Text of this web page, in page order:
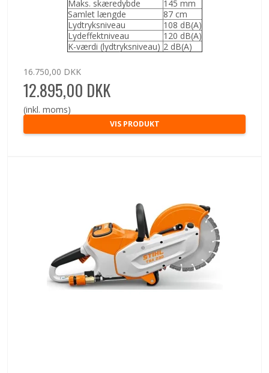
Maks. skæredybde
145 mm
Samlet længde
87 cm
Lydtryksniveau
108 dB(A)
Lydeffektniveau
120 dB(A)
K-værdi (lydtryksniveau) 2 dB(A)
16.750,00 DKK
12.895,00 DKK
(inkl. moms)
VIS PRODUKT